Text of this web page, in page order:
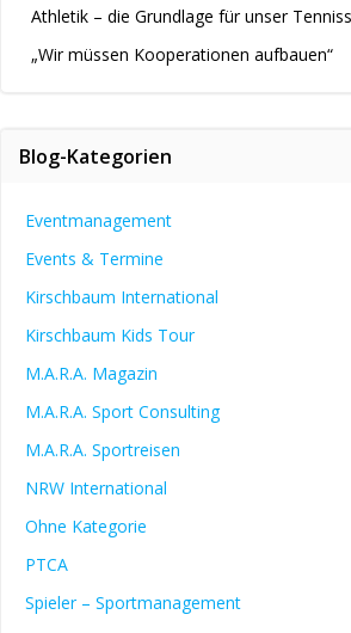
Athletik – die Grundlage für unser
„Wir müssen Kooperationen aufbauen“
Blog-Kategorien
Eventmanagement
Events & Termine
Kirschbaum International
Kirschbaum Kids Tour
M.A.R.A. Magazin
M.A.R.A. Sport Consulting
M.A.R.A. Sportreisen
NRW International
Ohne Kategorie
PTCA
Spieler – Sportmanagement